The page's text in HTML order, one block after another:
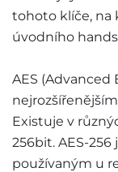
tohoto klíče, na
úvodního
AES (Advanced
Existuje v
256bit. AES-
používaným u